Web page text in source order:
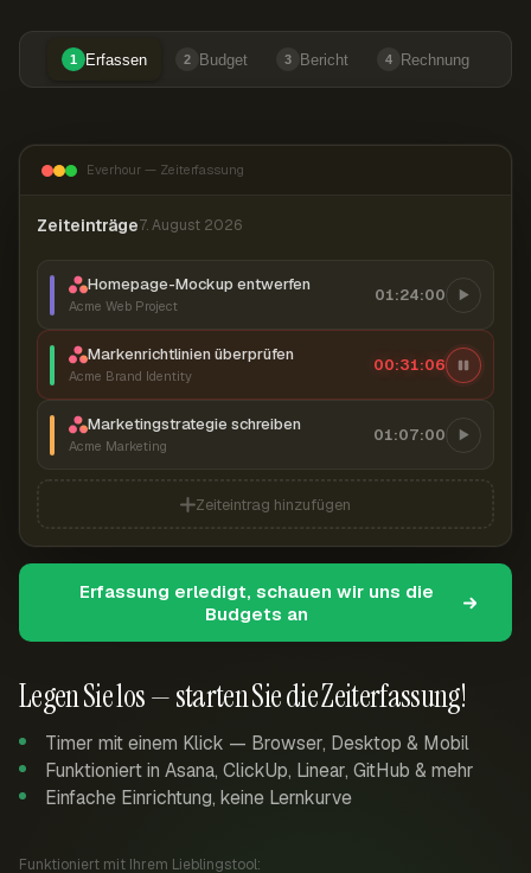
1 Erfassen 2 Budget 3 Bericht 4 Rechnung
Legen Sie los — starten Sie die Zeiterfassung!
Timer mit einem Klick — Browser, Desktop & Mobil
Funktioniert in Asana, ClickUp, Linear, GitHub & mehr
Einfache Einrichtung, keine Lernkurve
Funktioniert mit Ihrem Lieblingstool:
Everhour — Zeiterfassung
Zeiteinträge7. August 2026
Homepage-Mockup entwerfen
Acme Web Project
01:24:00
Markenrichtlinien überprüfen
Acme Brand Identity
00:31:07
Marketingstrategie schreiben
Acme Marketing
01:07:00
Zeiteintrag hinzufügen
Erfassung erledigt, schauen wir uns die
Budgets an